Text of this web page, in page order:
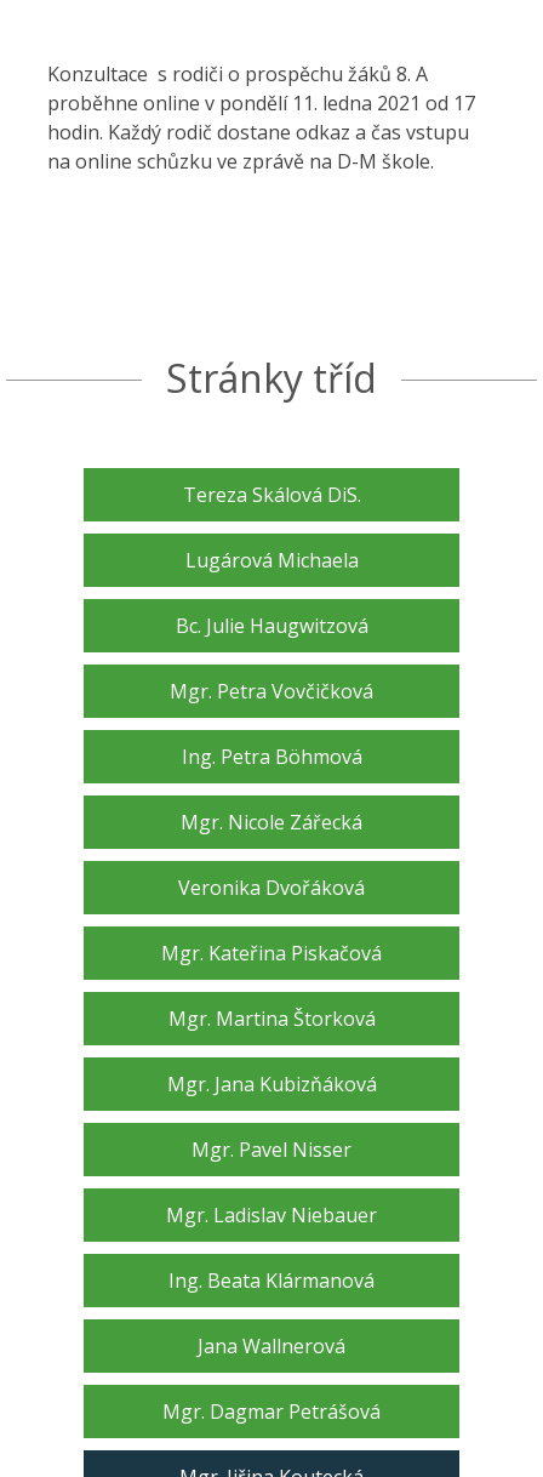
Konzultace s rodiči o prospěchu žáků 8. A
proběhne online v pondělí 11. ledna 2021 od 17
hodin. Každý rodič dostane odkaz a čas vstupu
na online schůzku ve zprávě na D-M škole.
Stránky tříd
Tereza Skálová DiS.
Lugárová Michaela
Bc. Julie Haugwitzová
Mgr. Petra Vovčičková
Ing. Petra Böhmová
Mgr. Nicole Zářecká
Veronika Dvořáková
Mgr. Kateřina Piskačová
Mgr. Martina Štorková
Mgr. Jana Kubizňáková
Mgr. Pavel Nisser
Mgr. Ladislav Niebauer
Ing. Beata Klármanová
Jana Wallnerová
Mgr. Dagmar Petrášová